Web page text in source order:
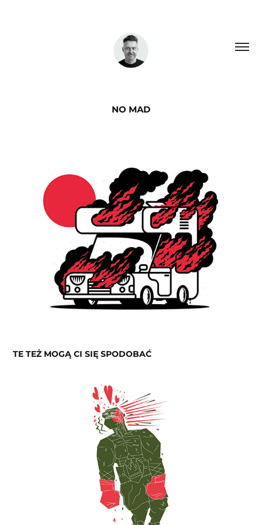
NO MAD
TE TEŻ MOGĄ CI SIĘ SPODOBAĆ
TENDERNESS